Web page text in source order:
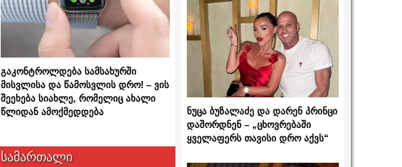
გაკონტროლდება სამსახურში
მისვლისა და წამოსვლის დრო! – ვის
შეეხება სიახლე, რომელიც ახალი
წლიდან ამოქმედდება
სამართალი
ნუცა ბუზალაძე და დარენ პრინცი
დაშორდნენ – „ცხოვრებაში
ყველაფერს თავისი დრო აქვს“